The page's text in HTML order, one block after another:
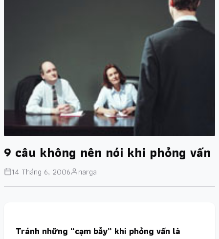
9 câu không nên nói khi phỏng vấn
14 Tháng 6, 2006 narga
Tránh những “cạm bẫy” khi phỏng vấn là